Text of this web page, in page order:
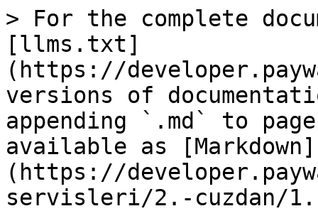
> For the complete
[llms.txt]
(https://
versions of
appending `.md` to
available as [Markdown]
(https://
servisleri/2.-cuzdan/